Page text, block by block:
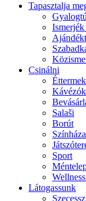
Tapasztalja
Csinálni
Éttermek
Kávézók
Salaši
Borút
Sport
Látogassunk